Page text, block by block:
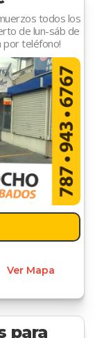
todos los
de lun-sáb de
por teléfono!
Ver Mapa
para